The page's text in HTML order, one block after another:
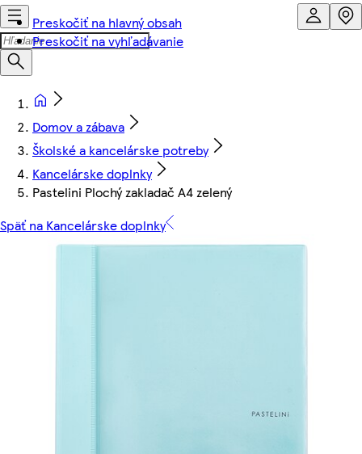
Preskočiť na hlavný obsah
Preskočiť na vyhľadávanie
Domov a zábava
Školské a kancelárske potreby
Kancelárske doplnky
Pastelini Plochý zakladač A4 zelený
Späť na Kancelárske doplnky